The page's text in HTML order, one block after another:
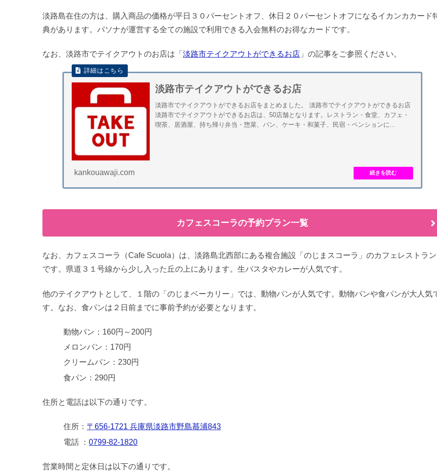
淡路島在住の方は、購入商品の価格が平日３０パーセントオフ、休日２０パーセントオフになるイカンカカード
典があります。パソナが運営する全ての施設で利用できる入会無料のお得なカードです。
なお、淡路市でテイクアウトのお店は「 淡路市テイクアウトができるお店 」の記事をご参照ください。
淡路市テイクアウトができるお店
淡路市でテイクアウトができるお店をまとめました。 淡路市でテイクアウトができるお店
淡路市でテイクアウトができるお店は、50店舗となります。レストラン・食堂、カフェ・
喫茶、居酒屋、持ち帰り弁当・惣菜、パン、ケーキ・和菓子、民宿・ペンションに...
kankouawaji.com
カフェスコーラの予約プラン一覧
なお、カフェスコーラ（Cafe Scuola）は、淡路島北西部にある複合施設「のじまスコーラ」のカフェレストラン
です。県道３１号線から少し入った丘の上にあります。生パスタやカレーが人気です。
他のテイクアウトとして、１階の「のじまベーカリー」では、動物パンが人気です。動物パンや食パンが大人気
す。なお、食パンは２日前までに事前予約が必要となります。
動物パン：160円～200円
メロンパン：170円
クリームパン：230円
食パン：290円
住所と電話は以下の通りです。
住所： 〒656-1721 兵庫県淡路市野島蟇浦843
電話 ：0799-82-1820
営業時間と定休日は以下の通りです。